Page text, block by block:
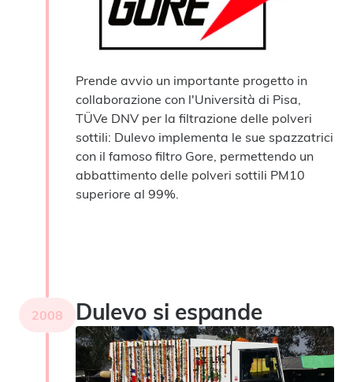
Prende avvio un importante progetto in
collaborazione con l'Università di Pisa,
TÜVe DNV per la filtrazione delle polveri
sottili: Dulevo implementa le sue spazzatrici
con il famoso filtro Gore, permettendo un
abbattimento delle polveri sottili PM10
superiore al 99%.
2008 Dulevo si espande